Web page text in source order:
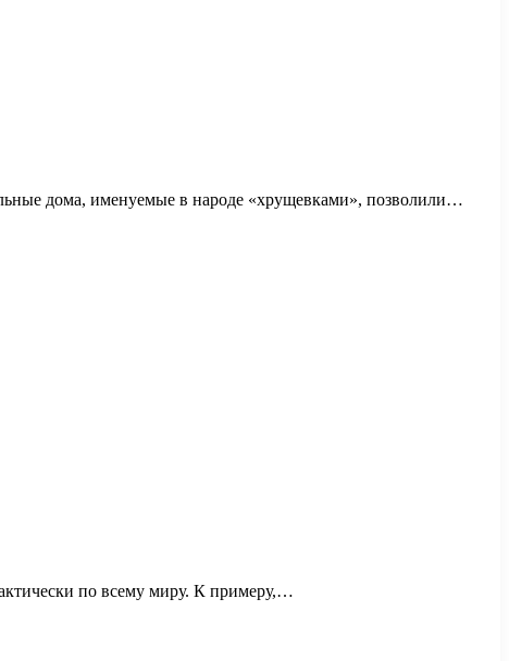
дома, именуемые в народе «хрущевками», позволили…
по всему миру. К примеру,…